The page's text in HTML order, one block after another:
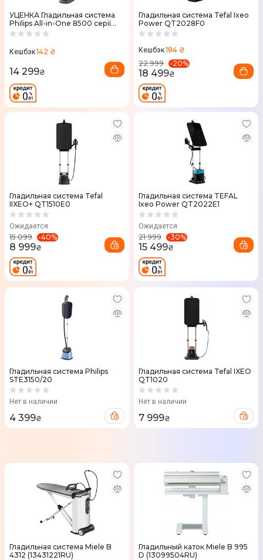
УЦЕНКА Гладильная система
Philips All-in-One 8500 серії
AIS8540/80
Кешбэк142 ₴
14 299₴
Гладильная система Tefal Ixeo
Power QT2028F0
Кешбэк184 ₴
22 999
-20%
18 499₴
Гладильная система Tefal
IIXEO+ QT1510E0
Ожидается
15 099 -40%
8 999₴
Гладильная система TEFAL
Ixeo Power QT2022E1
Ожидается
21 999 -30%
15 499₴
Гладильная система Philips
STE3150/20
Нет в наличии
4 399₴
Гладильная система Tefal IXEO
QT1020
Нет в наличии
7 999₴
Гладильная система Miele B
4312 (13431221RU)
Гладильный каток Miele B 995
D (13099504RU)